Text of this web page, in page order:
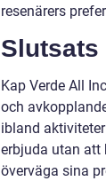
resenärers
Slutsats
Kap Verde All
och
ibland
erbjuda utan att
överväga sina